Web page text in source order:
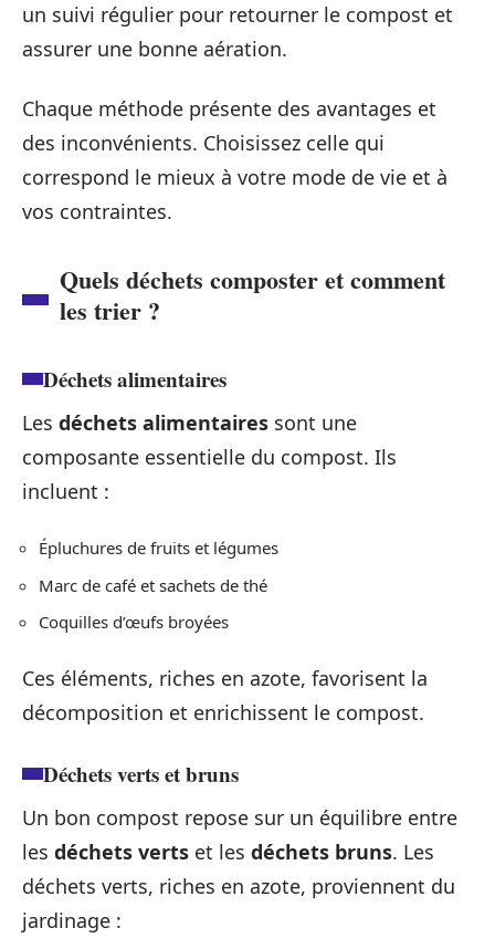
un suivi régulier pour retourner le compost et
assurer une bonne aération.
Chaque méthode présente des avantages et
des inconvénients. Choisissez celle qui
correspond le mieux à votre mode de vie et à
vos contraintes.
Quels déchets composter et comment
les trier ?
Déchets alimentaires
Les déchets alimentaires sont une
composante essentielle du compost. Ils
incluent :
Épluchures de fruits et légumes
Marc de café et sachets de thé
Coquilles d’œufs broyées
Ces éléments, riches en azote, favorisent la
décomposition et enrichissent le compost.
Déchets verts et bruns
Un bon compost repose sur un équilibre entre
les déchets verts et les déchets bruns. Les
déchets verts, riches en azote, proviennent du
jardinage :